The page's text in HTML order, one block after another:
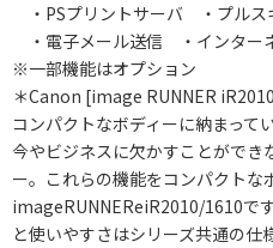
・PSプリントサーバ ・プル
・電子メール送信 ・インター
※一部機能はオプション
＊Canon [image RUNNER
コンパクトなボディーに納まって
今やビジネスに欠かすことができ
ー。これらの機能をコンパクトな
imageRUNNEReiR2010/1610で
と使いやすさはシリーズ共通の